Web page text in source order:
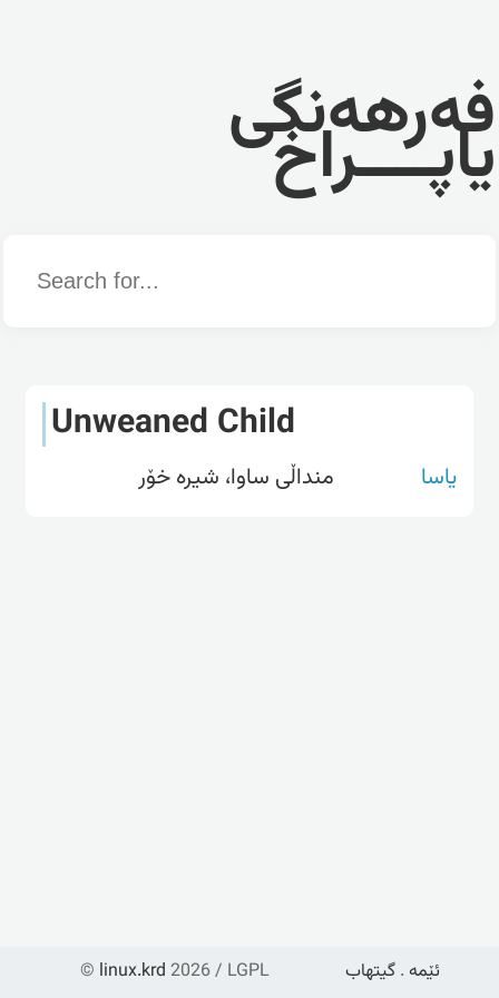
فەرهەنگی
یاپــــراخ
Word
Unweaned Child
یاسا منداڵی ساوا، شیرە خۆر
© linux.krd 2026 / LGPL ئێمە . گیتهاب